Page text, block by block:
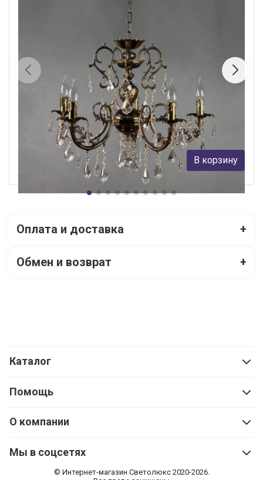
Подвесная люстра Ambiente Alicante 8888/5 PB Leaf Crystal
Ambiente
128 199 руб. В корзину
Оплата и доставка +
Обмен и возврат +
Каталог
Помощь
О компании
Мы в соцсетях
© Интернет-магазин Cветолюкс 2020-2026.